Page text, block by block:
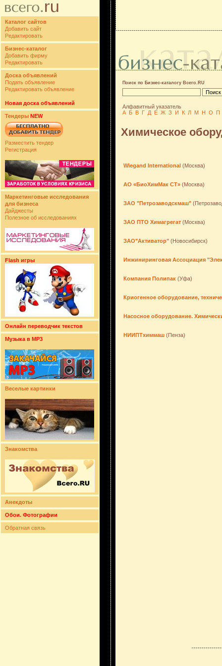
Каталог сайтов
Добавить сайт
Редактировать
Бизнес-каталог
Добавить фирму
Редактировать
Доска объявлений
Подать объявление
Редактировать объявление
Новая доска объявлений
Тендеры NEW
Разместить тендер
Регистрация
Маркетинговые исследования
для бизнеса
Дайджесты
Полезное об исследованиях
Flash игры
Онлайн переводчик текстов
Музыка в MP3
Веселые картинки
Знакомства
Анекдоты
Обои. Фотографии
Обратная связь
Поиск по Бизнес-каталогу Всего.RU
Алфавитный указатель
А Б В Г Д Е Ж З И К Л М Н О П
Химическое
Wiegand International (Москва)
АО «БиоХимМак СТ» (Москва)
ЗАО "Петрозаводскмаш"
ЗАО ПТО Химагрегат (Москва)
ЗАО"Активатор" (Новосибирск)
Инжиниринговая Ассоциация
Компания Полипак (Уфа)
Криогенное оборудование,
Насосное оборудование.
НИИПТхиммаш (Пенза)